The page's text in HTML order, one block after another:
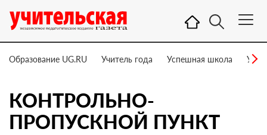
Образование UG.RU Учитель года Успешная школа
КОНТРОЛЬНО-
ПРОПУСКНОЙ ПУНКТ